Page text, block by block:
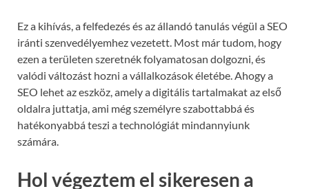
Ez a kihívás, a felfedezés és az állandó tanulás végül a SEO
iránti szenvedélyemhez vezetett. Most már tudom, hogy
ezen a területen szeretnék folyamatosan dolgozni, és
valódi változást hozni a vállalkozások életébe. Ahogy a
SEO lehet az eszköz, amely a digitális tartalmakat az első
oldalra juttatja, ami még személyre szabottabbá és
hatékonyabbá teszi a technológiát mindannyiunk
számára.
Hol végeztem el sikeresen a